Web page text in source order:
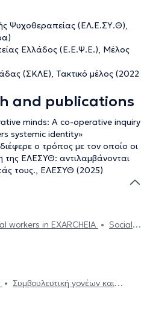
Ψυχοθεραπείας (ΕΛ.Ε.ΣΥ.Θ),
Ελλάδος (Ε.Ε.Ψ.Ε.), Μέλος
(ΣΚΛΕ), Τακτικό μέλος (2022
and publications
minds: A co-operative inquiry
systemic identity»
ο τρόπος με τον οποίο οι
της ΕΛΕΣΥΘ: αντιλαμβάνονται
τους., ΕΛΕΣΥΘ (2025)
workers in EXARCHEIA
Social
ANARGIRI
Social workers in
Συμβουλευτική γονέων και